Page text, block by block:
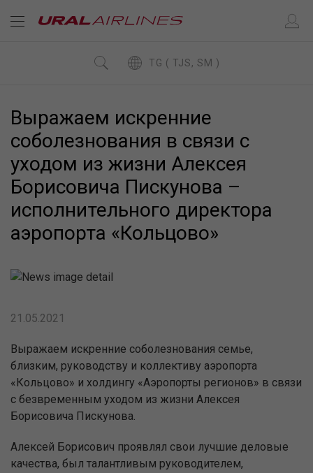
TG ( TJS, SM )
Выражаем искренние
соболезнования в связи с
уходом из жизни Алексея
Борисовича Пискунова –
исполнительного директора
аэропорта «Кольцово»
21.05.2021
Выражаем искренние соболезнования семье,
близким, руководству и коллективу аэропорта
«Кольцово» и холдингу «Аэропорты регионов» в связи
с безвременным уходом из жизни Алексея
Борисовича Пискунова.
Алексей Борисович проявлял свои лучшие деловые
качества, был талантливым руководителем,